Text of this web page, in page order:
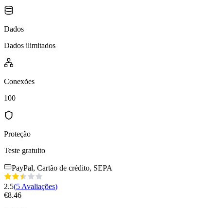
Dados
Dados ilimitados
Conexões
100
Proteção
Teste gratuito
PayPal, Cartão de crédito, SEPA
2.5(5 Avaliações)
€8.46